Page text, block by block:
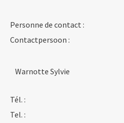
Personne de contact :
Contactpersoon :
Warnotte Sylvie
Tél. :
Tel. :